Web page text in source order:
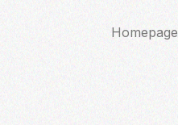
Homepage